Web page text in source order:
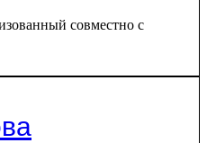
совместно с